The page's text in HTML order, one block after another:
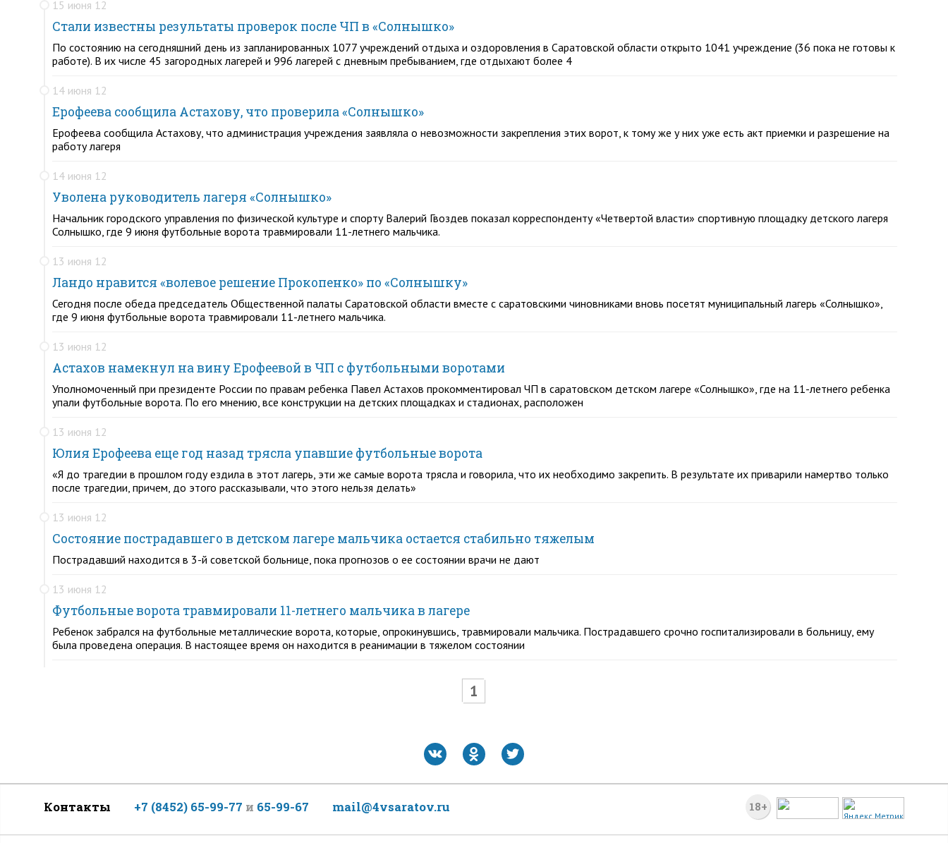
15 июня 12
Стали известны результаты проверок после ЧП в «Солнышко»
По состоянию на сегодняшний день из запланированных 1077 учреждений отдыха и оздоровления в Саратовской области открыто 1041 учреждение (36 пока не готовы к
работе). В их числе 45 загородных лагерей и 996 лагерей с дневным пребыванием, где отдыхают более 4
14 июня 12
Ерофеева сообщила Астахову, что проверила «Солнышко»
Ерофеева сообщила Астахову, что администрация учреждения заявляла о невозможности закрепления этих ворот, к тому же у них уже есть акт приемки и разрешение на
работу лагеря
14 июня 12
Уволена руководитель лагеря «Солнышко»
Начальник городского управления по физической культуре и спорту Валерий Гвоздев показал корреспонденту «Четвертой власти» спортивную площадку детского лагеря
Солнышко, где 9 июня футбольные ворота травмировали 11-летнего мальчика.
13 июня 12
Ландо нравится «волевое решение Прокопенко» по «Солнышку»
Сегодня после обеда председатель Общественной палаты Саратовской области вместе с саратовскими чиновниками вновь посетят муниципальный лагерь «Солнышко»,
где 9 июня футбольные ворота травмировали 11-летнего мальчика.
13 июня 12
Астахов намекнул на вину Ерофеевой в ЧП с футбольными воротами
Уполномоченный при президенте России по правам ребенка Павел Астахов прокомментировал ЧП в саратовском детском лагере «Солнышко», где на 11-летнего ребенка
упали футбольные ворота. По его мнению, все конструкции на детских площадках и стадионах, расположен
13 июня 12
Юлия Ерофеева еще год назад трясла упавшие футбольные ворота
«Я до трагедии в прошлом году ездила в этот лагерь, эти же самые ворота трясла и говорила, что их необходимо закрепить. В результате их приварили намертво только
после трагедии, причем, до этого рассказывали, что этого нельзя делать»
13 июня 12
Состояние пострадавшего в детском лагере мальчика остается стабильно тяжелым
Пострадавший находится в 3-й советской больнице, пока прогнозов о ее состоянии врачи не дают
13 июня 12
Футбольные ворота травмировали 11-летнего мальчика в лагере
Ребенок забрался на футбольные металлические ворота, которые, опрокинувшись, травмировали мальчика. Пострадавшего срочно госпитализировали в больницу, ему
была проведена операция. В настоящее время он находится в реанимации в тяжелом состоянии
1
18+
Контакты +7 (8452) 65-99-77 и 65-99-67 mail@4vsaratov.ru